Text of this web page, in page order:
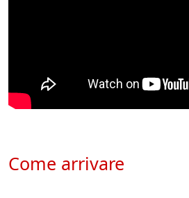
Come arrivare